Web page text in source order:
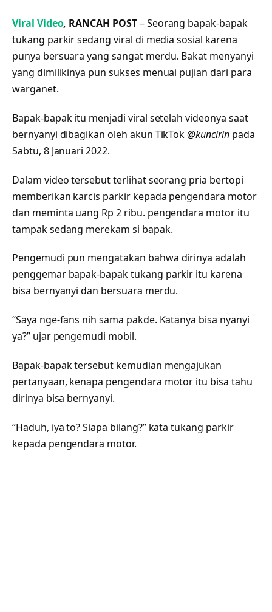
Viral Video, RANCAH POST– Seorang bapak-bapak
tukang parkir sedang viral di media sosial karena
punya bersuara yang sangat merdu. Bakat menyanyi
yang dimilikinya pun sukses menuai pujian dari para
warganet.
Bapak-bapak itu menjadi viral setelah videonya saat
bernyanyi dibagikan oleh akun TikTok@kuncirinpada
Sabtu, 8 Januari 2022.
Dalam video tersebut terlihat seorang pria bertopi
memberikan karcis parkir kepada pengendara motor
dan meminta uang Rp 2 ribu. pengendara motor itu
tampak sedang merekam si bapak.
Pengemudi pun mengatakan bahwa dirinya adalah
penggemar bapak-bapak tukang parkir itu karena
bisa bernyanyi dan bersuara merdu.
“Saya nge-fans nih sama pakde. Katanya bisa nyanyi
ya?” ujar pengemudi mobil.
Bapak-bapak tersebut kemudian mengajukan
pertanyaan, kenapa pengendara motor itu bisa tahu
dirinya bisa bernyanyi.
“Haduh, iya to? Siapa bilang?” kata tukang parkir
kepada pengendara motor.